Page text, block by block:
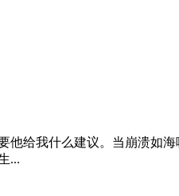
他给我什么建议。当崩溃如
...